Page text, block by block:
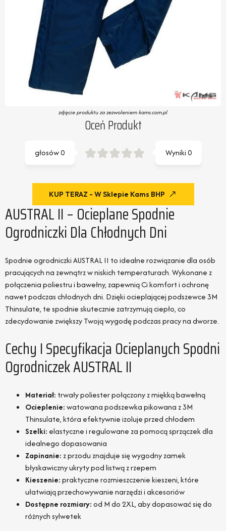
zdjęcie produktu za zezwoleniem kams.com.pl
Oceń Produkt
Wyniki0
głosów0
KUP TERAZ - W Sklepie Kams BHP
AUSTRAL II – Ocieplane Spodnie
Ogrodniczki Dla Chłodnych Dni
Spodnie ogrodniczki AUSTRAL II to idealne rozwiązanie dla osób
pracujących na zewnątrz w niskich temperaturach. Wykonane z
połączenia poliestru i bawełny, zapewnią Ci komfort i ochronę
nawet podczas chłodnych dni. Dzięki ocieplającej podszewce 3M
Thinsulate, te spodnie skutecznie zatrzymują ciepło, co
zdecydowanie zwiększy Twoją wygodę podczas pracy na dworze.
Cechy I Specyfikacja Ocieplanych Spodni
Ogrodniczek AUSTRAL II
Materiał: trwały poliester połączony z miękką bawełną
Ocieplenie:watowana podszewka pikowana z 3M
Thinsulate, która efektywnie izoluje przed chłodem
Szelki: elastyczne i regulowane za pomocą sprzączek dla
idealnego dopasowania
Zapinanie: z przodu znajduje się wygodny zamek
błyskawiczny ukryty pod listwą z rzepem
Kieszenie:praktyczne rozmieszczenie kieszeni, które
ułatwiają przechowywanie narzędzi i akcesoriów
Dostępne rozmiary:od M do 2XL, aby dopasować się do
różnych sylwetek